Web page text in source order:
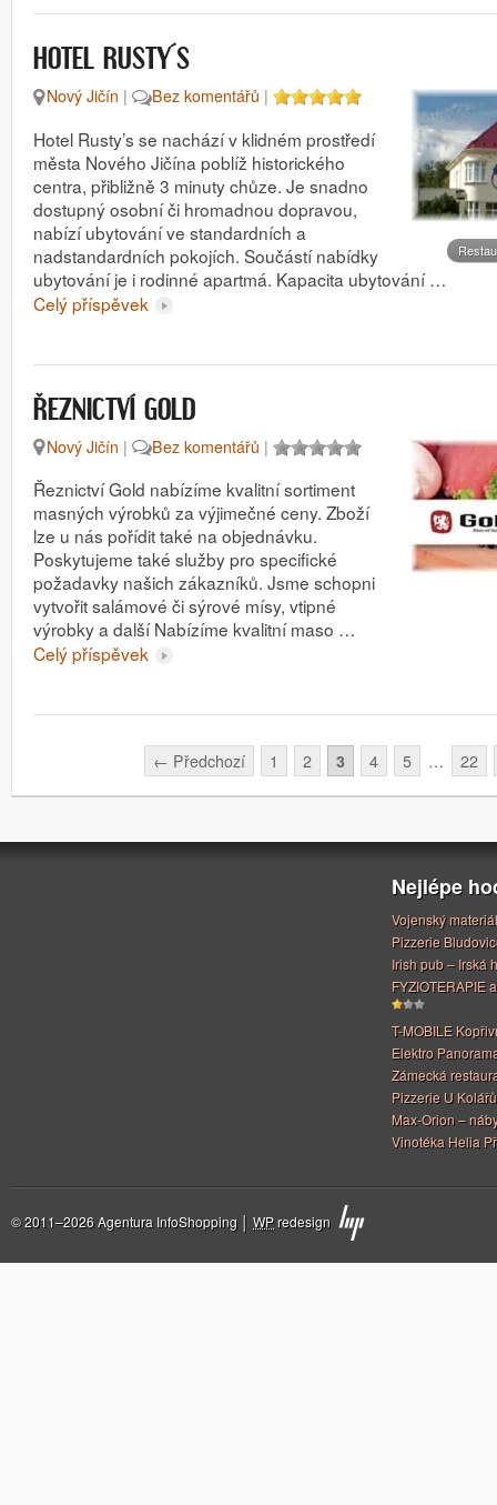
HOTEL RUSTY´S
Nový Jičín | Bez komentářů |
Hotel Rusty’s se nachází v klidném prostředí
města Nového Jičína poblíž historického
centra, přibližně 3 minuty chůze. Je snadno
dostupný osobní či hromadnou dopravou,
nabízí ubytování ve standardních a
nadstandardních pokojích. Součástí nabídky
ubytování je i rodinné apartmá. Kapacita ubytování …
Celý příspěvek
ŘEZNICTVÍ GOLD
Nový Jičín | Bez komentářů |
Řeznictví Gold nabízíme kvalitní sortiment
masných výrobků za výjimečné ceny. Zboží
lze u nás pořídit také na objednávku.
Poskytujeme také služby pro specifické
požadavky našich zákazníků. Jsme schopni
vytvořit salámové či sýrové mísy, vtipné
výrobky a další Nabízíme kvalitní maso …
Celý příspěvek
← Předchozí 1 2 3 4 5 … 22
Nejlépe
Vojenský
Pizzerie
Irish pub – Irská
FYZIOTERAPIE
T-MOBILE
Elektro
Zámecká
Pizzerie U Kolářů
Max-Orion –
Vinotéka Helia
© 2011–2026 Agentura InfoShopping │ WPredesign